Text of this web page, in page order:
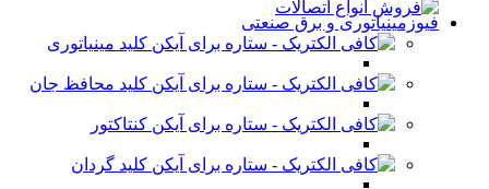
فیوزمینیاتوری و برق صنعتی
کلید مینیاتوری
کلید محافظ جان
کنتاکتور
کلید گردان